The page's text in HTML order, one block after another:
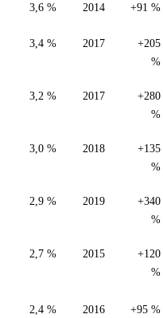
3,6 % 2014 +91 %
3,4 % 2017
+205
%
3,2 % 2017
+280
%
3,0 % 2018
+135
%
2,9 % 2019
+340
%
2,7 % 2015
+120
%
2,4 % 2016 +95 %